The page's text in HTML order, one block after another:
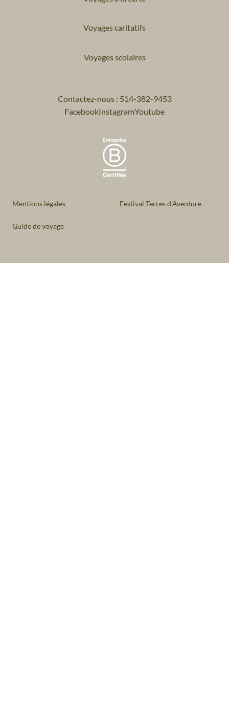
Voyages caritatifs
Voyages scolaires
Contactez-nous : 514-382-9453
FacebookInstagramYoutube
Mentions légales Festival Terres d'Aventure
Guide de voyage